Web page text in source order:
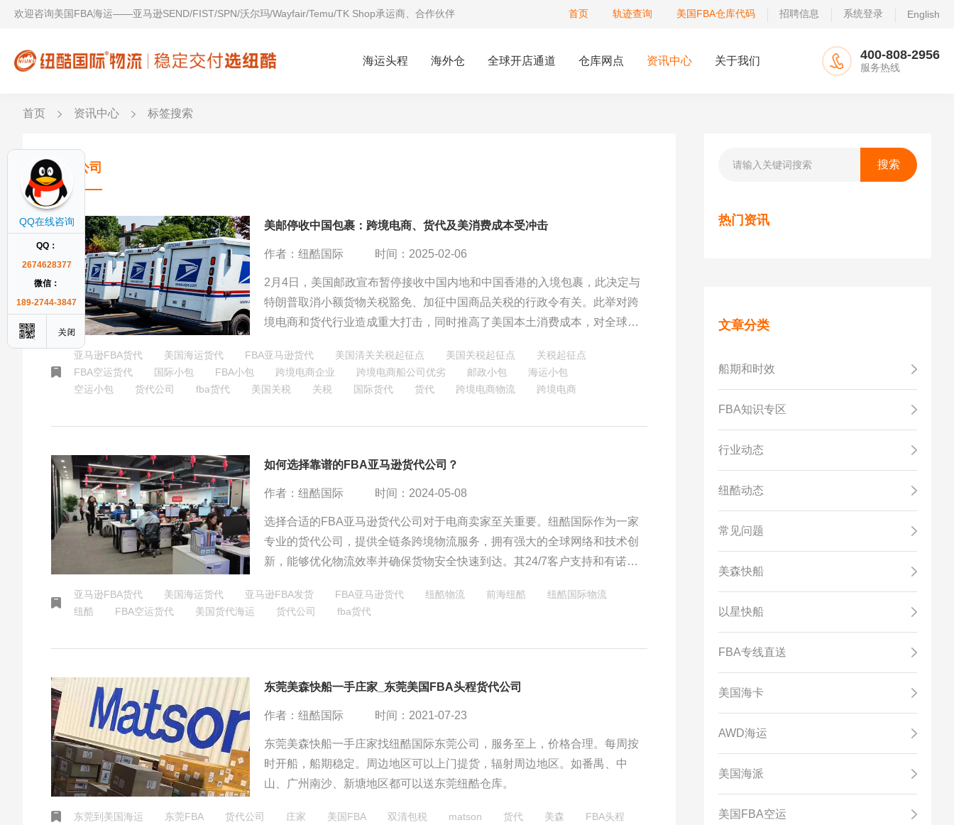
欢迎咨询美国FBA海运——亚马逊SEND/FIST/SPN/沃尔玛/Wayfair/Temu/TK Shop承运商、合作伙伴 首页 轨迹查询 美国FBA仓库代码 招聘信息 系统登录 English
海运头程 海外仓 全球开店通道 仓库网点 资讯中心 关于我们 400-808-2956
服务热线
首页 资讯中心 标签搜索
货代公司
美邮停收中国包裹：跨境电商、货代及美消费成本受冲击
作者：纽酷国际 时间：2025-02-06
2月4日，美国邮政宣布暂停接收中国内地和中国香港的入境包裹，此决定与
特朗普取消小额货物关税豁免、加征中国商品关税的行政令有关。此举对跨
境电商和货代行业造成重大打击，同时推高了美国本土消费成本，对全球贸
亚马逊FBA货代 美国海运货代 FBA亚马逊货代 美国清关关税起征点 美国关税起征点
关税起征点
FBA空运货代
国际小包 FBA小包 跨境电商企业 跨境电商船公司优劣 邮政小包
海运小包
空运小包
货代公司 fba货代 美国关税 关税 国际货代 货代 跨境电商物流 跨境电商
如何选择靠谱的FBA亚马逊货代公司？
作者：纽酷国际 时间：2024-05-08
选择合适的FBA亚马逊货代公司对于电商卖家至关重要。纽酷国际作为一家
专业的货代公司，提供全链条跨境物流服务，拥有强大的全球网络和技术创
新，能够优化物流效率并确保货物安全快速到达。其24/7客户支持和有诺必
亚马逊FBA货代 美国海运货代 亚马逊FBA发货 FBA亚马逊货代 纽酷物流 前海纽酷
纽酷国际物流
纽酷
FBA空运货代 美国货代海运 货代公司 fba货代
东莞美森快船一手庄家_东莞美国FBA头程货代公司
作者：纽酷国际 时间：2021-07-23
东莞美森快船一手庄家找纽酷国际东莞公司，服务至上，价格合理。每周按
时开船，船期稳定。周边地区可以上门提货，辐射周边地区。如番禺、中
山、广州南沙、新塘地区都可以送东莞纽酷仓库。
东莞到美国海运 东莞FBA 货代公司 庄家 美国FBA 双清包税 matson 货代 美森 FBA头程
热门资讯
文章分类
船期和时效
FBA知识专区
行业动态
纽酷动态
常见问题
美森快船
以星快船
FBA专线直送
美国海卡
AWD海运
美国海派
美国FBA空运
QQ在线咨询
QQ：
2674628377
微信：
189-2744-3847